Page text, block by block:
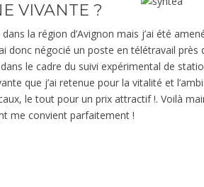
VIVANTE ?
la région d’Avignon mais j’ai été
donc négocié un poste en télétravail près
le cadre du suivi expérimental de
que j’ai retenue pour la vitalité et
le tout pour un prix attractif !. Voilà
me convient parfaitement !